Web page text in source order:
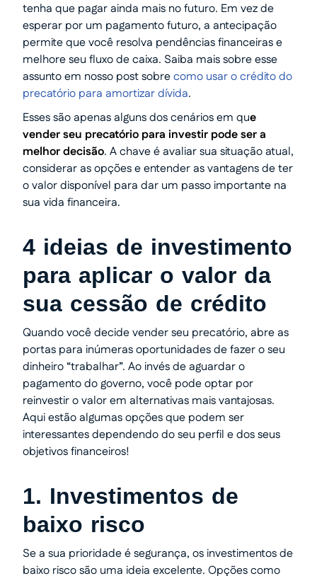
tenha que pagar ainda mais no futuro. Em vez de
esperar por um pagamento futuro, a antecipação
permite que você resolva pendências financeiras e
melhore seu fluxo de caixa. Saiba mais sobre esse
assunto em nosso post sobrecomo usar o crédito do
precatório para amortizar dívida.
Esses são apenas alguns dos cenários em que
vender seu precatório para investir pode ser a
melhor decisão. A chave é avaliar sua situação atual,
considerar as opções e entender as vantagens de ter
o valor disponível para dar um passo importante na
sua vida financeira.
4 ideias de investimento
para aplicar o valor da
sua cessão de crédito
Quando você decide vender seu precatório, abre as
portas para inúmeras oportunidades de fazer o seu
dinheiro “trabalhar”. Ao invés de aguardar o
pagamento do governo, você pode optar por
reinvestir o valor em alternativas mais vantajosas.
Aqui estão algumas opções que podem ser
interessantes dependendo do seu perfil e dos seus
objetivos financeiros!
1. Investimentos de
baixo risco
Se a sua prioridade é segurança, os investimentos de
baixo risco são uma ideia excelente. Opções como